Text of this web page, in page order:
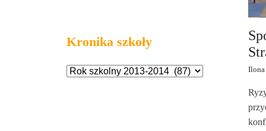
Kronika szkoły
Ilona